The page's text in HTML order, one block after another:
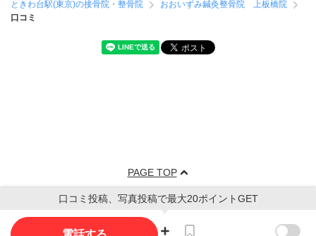
ときわ台駅(東京)の接骨院・整骨院
おおいずみ鍼灸整骨院 上板橋院
口コミ
PAGE TOP
口コミ投稿、写真投稿で最大20ポイントGET